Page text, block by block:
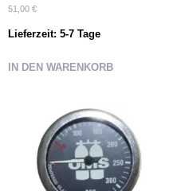
51,00 €
Lieferzeit: 5-7 Tage
IN DEN WARENKORB